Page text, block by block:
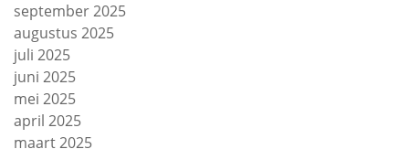
september 2025
augustus 2025
juli 2025
juni 2025
mei 2025
april 2025
maart 2025